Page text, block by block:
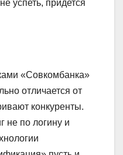
успеть, придется
«Совкомбанка»
отличается от
конкуренты.
не по логину и